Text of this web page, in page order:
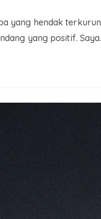
yang hendak
yang positif.